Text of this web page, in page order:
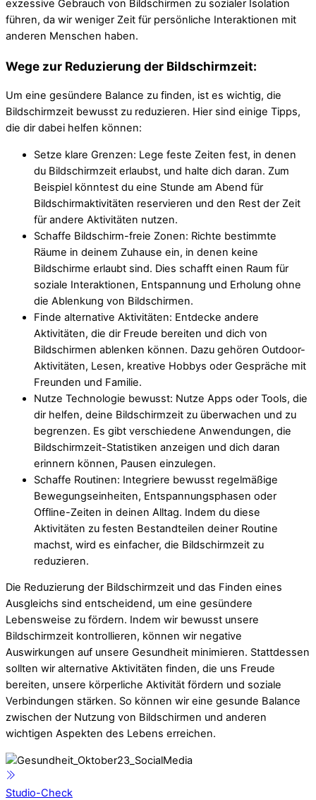
exzessive Gebrauch von Bildschirmen zu sozialer Isolation
führen, da wir weniger Zeit für persönliche Interaktionen mit
anderen Menschen haben.
Wege zur Reduzierung der Bildschirmzeit:
Um eine gesündere Balance zu finden, ist es wichtig, die
Bildschirmzeit bewusst zu reduzieren. Hier sind einige Tipps,
die dir dabei helfen können:
Setze klare Grenzen: Lege feste Zeiten fest, in denen
du Bildschirmzeit erlaubst, und halte dich daran. Zum
Beispiel könntest du eine Stunde am Abend für
Bildschirmaktivitäten reservieren und den Rest der Zeit
für andere Aktivitäten nutzen.
Schaffe Bildschirm-freie Zonen: Richte bestimmte
Räume in deinem Zuhause ein, in denen keine
Bildschirme erlaubt sind. Dies schafft einen Raum für
soziale Interaktionen, Entspannung und Erholung ohne
die Ablenkung von Bildschirmen.
Finde alternative Aktivitäten: Entdecke andere
Aktivitäten, die dir Freude bereiten und dich von
Bildschirmen ablenken können. Dazu gehören Outdoor-
Aktivitäten, Lesen, kreative Hobbys oder Gespräche mit
Freunden und Familie.
Nutze Technologie bewusst: Nutze Apps oder Tools, die
dir helfen, deine Bildschirmzeit zu überwachen und zu
begrenzen. Es gibt verschiedene Anwendungen, die
Bildschirmzeit-Statistiken anzeigen und dich daran
erinnern können, Pausen einzulegen.
Schaffe Routinen: Integriere bewusst regelmäßige
Bewegungseinheiten, Entspannungsphasen oder
Offline-Zeiten in deinen Alltag. Indem du diese
Aktivitäten zu festen Bestandteilen deiner Routine
machst, wird es einfacher, die Bildschirmzeit zu
reduzieren.
Die Reduzierung der Bildschirmzeit und das Finden eines
Ausgleichs sind entscheidend, um eine gesündere
Lebensweise zu fördern. Indem wir bewusst unsere
Bildschirmzeit kontrollieren, können wir negative
Auswirkungen auf unsere Gesundheit minimieren. Stattdessen
sollten wir alternative Aktivitäten finden, die uns Freude
bereiten, unsere körperliche Aktivität fördern und soziale
Verbindungen stärken. So können wir eine gesunde Balance
zwischen der Nutzung von Bildschirmen und anderen
wichtigen Aspekten des Lebens erreichen.
Studio-Check